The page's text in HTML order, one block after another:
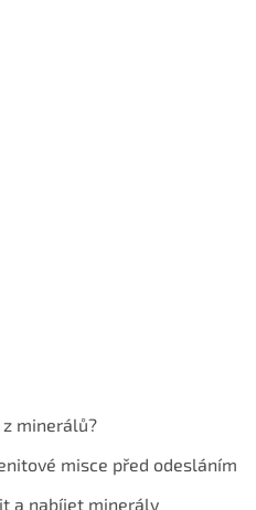
minerálů?
misce před odesláním
a nabíjet minerály